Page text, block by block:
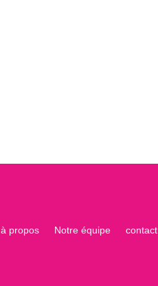
à propos Notre équipe contact